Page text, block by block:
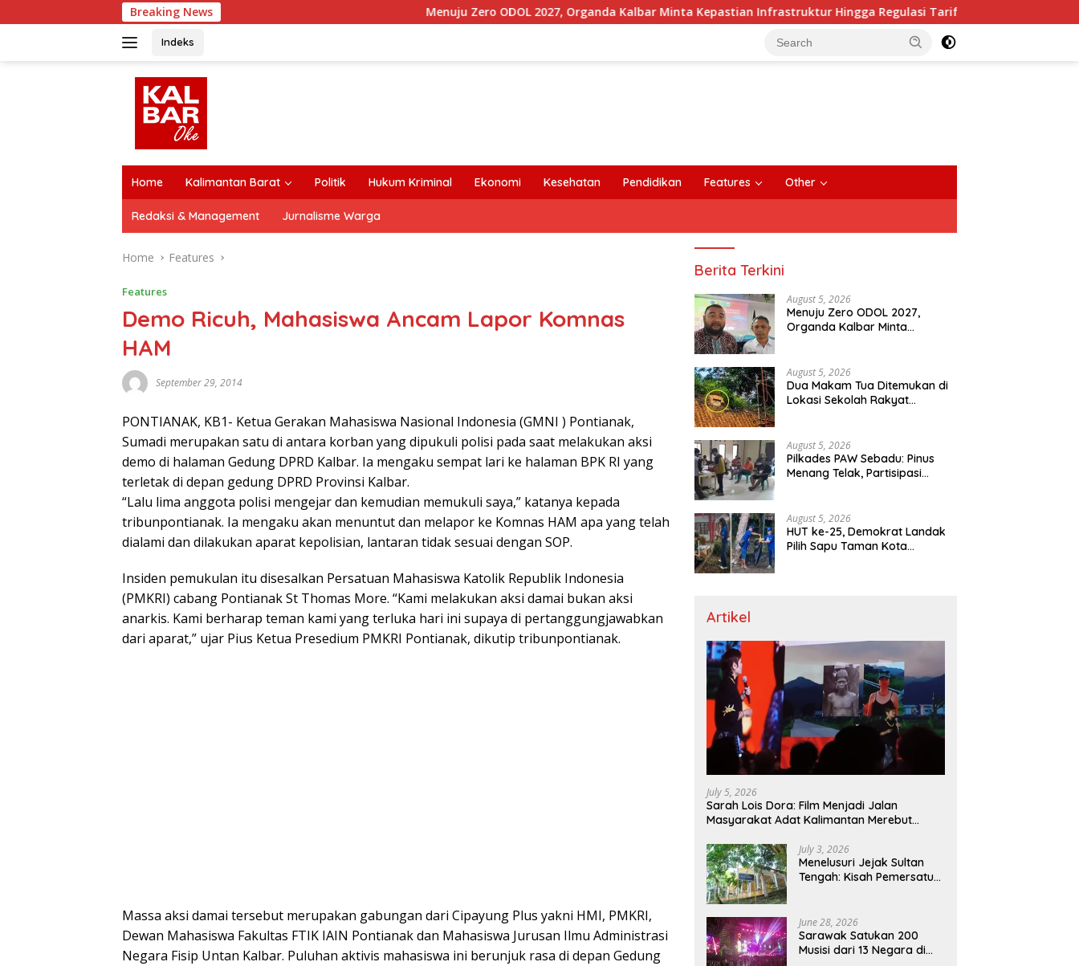
to
Breaking News Menuju Zero ODOL 2027, Organda Kalbar Minta Kepastian Infrastruktur Hingga Regulasi Tarif Angkutan
Indeks
Home Kalimantan Barat Politik Hukum Kriminal Ekonomi Kesehatan Pendidikan Features Other
Redaksi & Management Jurnalisme Warga
Home Features
Features
Demo Ricuh, Mahasiswa Ancam Lapor Komnas
HAM
September 29, 2014
PONTIANAK, KB1- Ketua Gerakan Mahasiswa Nasional Indonesia (GMNI ) Pontianak,
Sumadi merupakan satu di antara korban yang dipukuli polisi pada saat melakukan aksi
demo di halaman Gedung DPRD Kalbar. Ia mengaku sempat lari ke halaman BPK RI yang
terletak di depan gedung DPRD Provinsi Kalbar.
“Lalu lima anggota polisi mengejar dan kemudian memukuli saya,” katanya kepada
tribunpontianak. Ia mengaku akan menuntut dan melapor ke Komnas HAM apa yang telah
dialami dan dilakukan aparat kepolisian, lantaran tidak sesuai dengan SOP.
Insiden pemukulan itu disesalkan Persatuan Mahasiswa Katolik Republik Indonesia
(PMKRI) cabang Pontianak St Thomas More. “Kami melakukan aksi damai bukan aksi
anarkis. Kami berharap teman kami yang terluka hari ini supaya di pertanggungjawabkan
dari aparat,” ujar Pius Ketua Presedium PMKRI Pontianak, dikutip tribunpontianak.
Massa aksi damai tersebut merupakan gabungan dari Cipayung Plus yakni HMI, PMKRI,
Dewan Mahasiswa Fakultas FTIK IAIN Pontianak dan Mahasiswa Jurusan Ilmu Administrasi
Negara Fisip Untan Kalbar. Puluhan aktivis mahasiswa ini berunjuk rasa di depan Gedung
Berita Terkini
August 5, 2026
Menuju Zero ODOL 2027,
Organda Kalbar Minta
August 5, 2026
Dua Makam Tua Ditemukan di
Lokasi Sekolah Rakyat
August 5, 2026
Pilkades PAW Sebadu: Pinus
Menang Telak, Partisipasi
August 5, 2026
HUT ke-25, Demokrat Landak
Pilih Sapu Taman Kota
Artikel
July 5, 2026
Sarah Lois Dora: Film Menjadi Jalan
Masyarakat Adat Kalimantan Merebut
July 3, 2026
Menelusuri Jejak Sultan
Tengah: Kisah Pemersatu
Versi Jiran
June 28, 2026
Sarawak Satukan 200
Musisi dari 13 Negara di